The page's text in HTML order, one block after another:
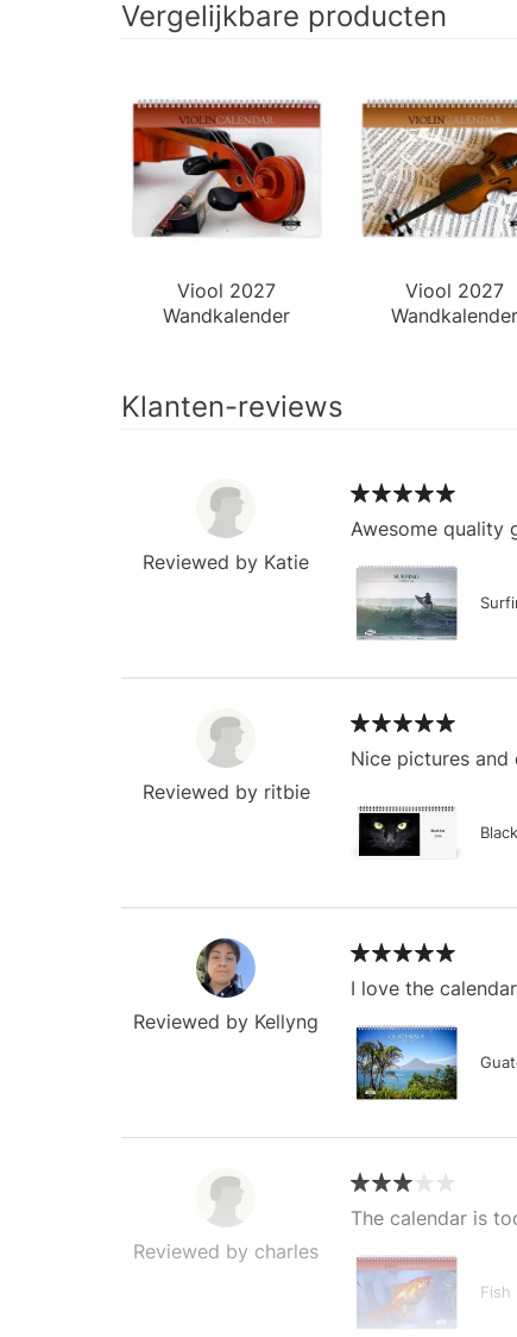
Vergelijkbare producten
Viool 2027
Wandkalender
Viool 2027
Wandkalender
Klanten-reviews
Reviewed by Katie
Awesome quality
Reviewed by ritbie
Nice pictures and
Reviewed by Kellyng
I love the
Reviewed by charles
The calendar is
Fish